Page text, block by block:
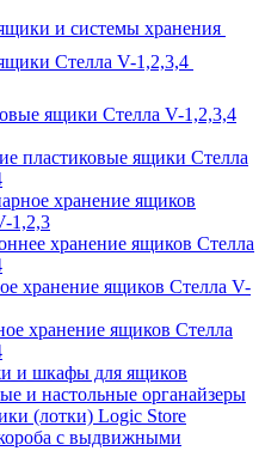
и системы хранения
Стелла V-1,2,3,4
ящики Стелла V-1,2,3,4
пластиковые ящики Стелла
хранение ящиков
1,2,3
хранение ящиков Стелла
хранение ящиков Стелла V-
хранение ящиков Стелла
и шкафы для ящиков
и настольные органайзеры
(лотки) Logiс Store
с выдвижными